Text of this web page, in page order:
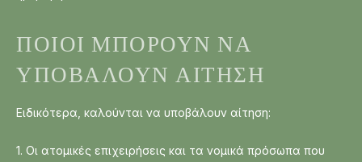
ΠΟΙΟΙ ΜΠΟΡΟΎΝ ΝΑ
ΥΠΟΒΆΛΟΥΝ ΑΊΤΗΣΗ
Ειδικότερα, καλούνται να υποβάλουν αίτηση:
1. Οι ατομικές επιχειρήσεις και τα νομικά πρόσωπα που